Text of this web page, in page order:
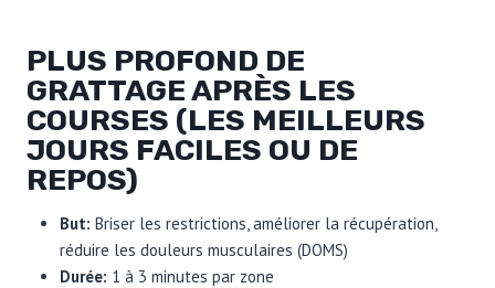
PLUS PROFOND DE
GRATTAGE APRÈS LES
COURSES (LES MEILLEURS
JOURS FACILES OU DE
REPOS)
But: Briser les restrictions, améliorer la récupération,
réduire les douleurs musculaires (DOMS)
Durée: 1 à 3 minutes par zone